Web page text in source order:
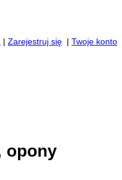
| Zarejestruj się | Twoje konto
opony